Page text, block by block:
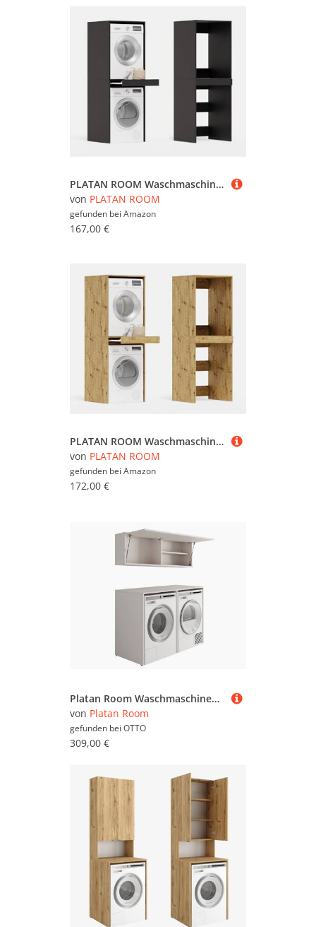
PLATAN ROOM Waschmaschine Trockner Schrank mit Ausziehbrett • Waschmaschinenschrank für Waschmaschine & Wäschetrockner • Überbauschrank 187 x 65 x 66 cm (Anthrazit)
von PLATAN ROOM
gefunden bei Amazon
167,00 €
PLATAN ROOM Waschmaschine Trockner Schrank mit Ausziehbrett • Waschmaschinenschrank für Waschmaschine & Wäschetrockner • Überbauschrank 187 x 65 x 66 cm (Eiche Artisan)
von PLATAN ROOM
gefunden bei Amazon
172,00 €
Platan Room Waschmaschinenumbauschrank SET Waschmaschinenschrank 130 cm breit Schranksatz über der Waschmaschine Überbauschrank Hängeschrank
von Platan Room
gefunden bei OTTO
309,00 €